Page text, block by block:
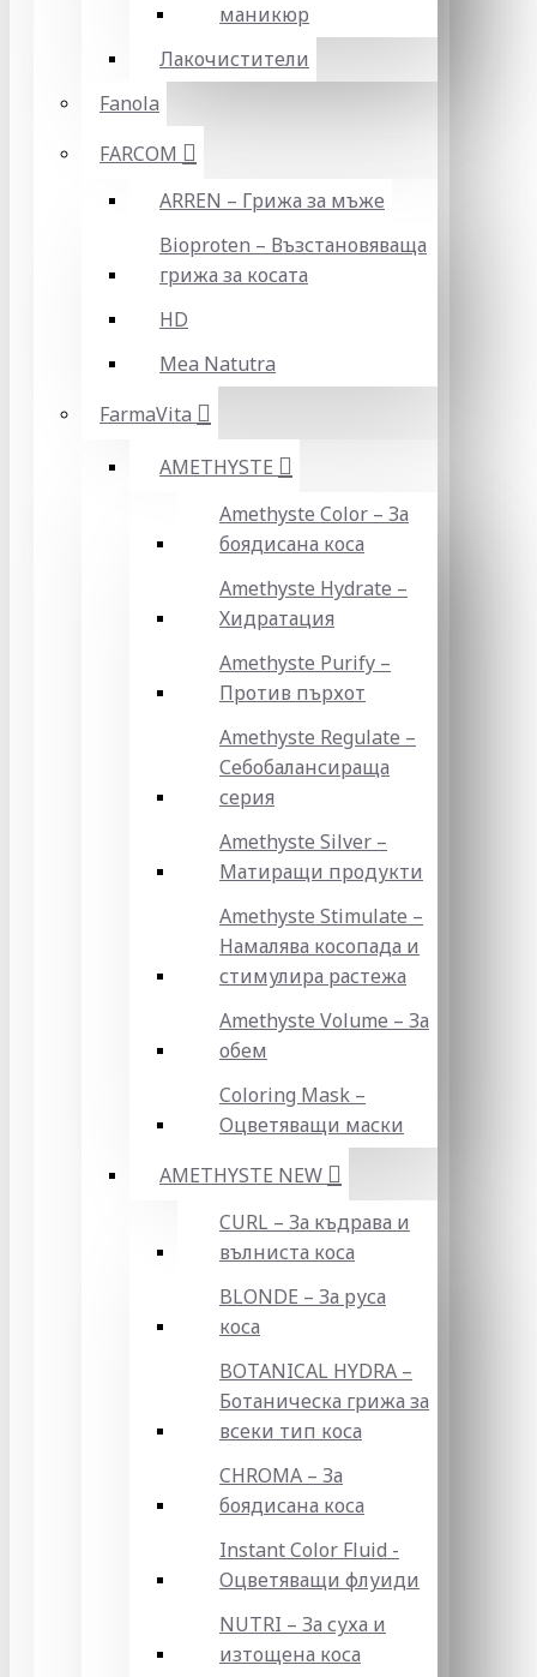
маникюр
Лакочистители
Fanola
FARCOM
ARREN – Грижа за мъже
Bioproten – Възстановяваща
грижа за косата
HD
Mea Natutra
FarmaVita
AMETHYSTE
Amethyste Color – За
боядисана коса
Amethyste Hydrate –
Хидратация
Amethyste Purify –
Против пърхот
Amethyste Regulate –
Себобалансираща
серия
Amethyste Silver –
Матиращи продукти
Amethyste Stimulate –
Намалява косопада и
стимулира растежа
Amethyste Volume – За
обем
Coloring Mask –
Оцветяващи маски
AMETHYSTE NEW
CURL – За къдрава и
вълниста коса
BLONDE – За руса
коса
BOTANICAL HYDRA –
Ботаническа грижа за
всеки тип коса
CHROMA – За
боядисана коса
Instant Color Fluid -
Оцветяващи флуиди
NUTRI – За суха и
изтощена коса